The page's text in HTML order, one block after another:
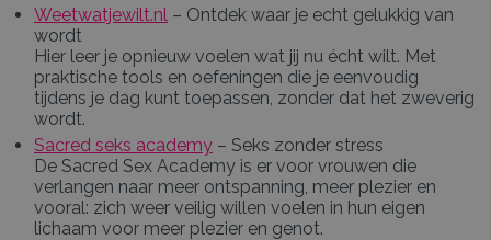
Weetwatjewilt.nl – Ontdek waar je echt gelukkig van
wordt
Hier leer je opnieuw voelen wat jij nu écht wilt. Met
praktische tools en oefeningen die je eenvoudig
tijdens je dag kunt toepassen, zonder dat het zweverig
wordt.
Sacred seks academy – Seks zonder stress
De Sacred Sex Academy is er voor vrouwen die
verlangen naar meer ontspanning, meer plezier en
vooral: zich weer veilig willen voelen in hun eigen
lichaam voor meer plezier en genot.